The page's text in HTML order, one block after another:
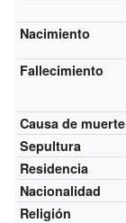
Nacimiento
Fallecimiento
Causa de muerte
Sepultura
Residencia
Nacionalidad
Religión